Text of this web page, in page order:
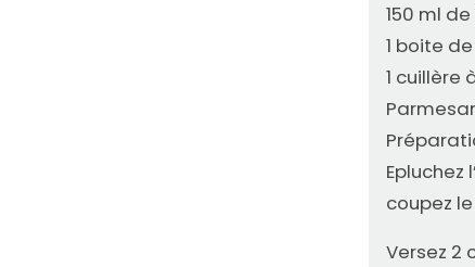
150 ml
1 boite
1 cuillère
Epluchez
coupez
Versez 2